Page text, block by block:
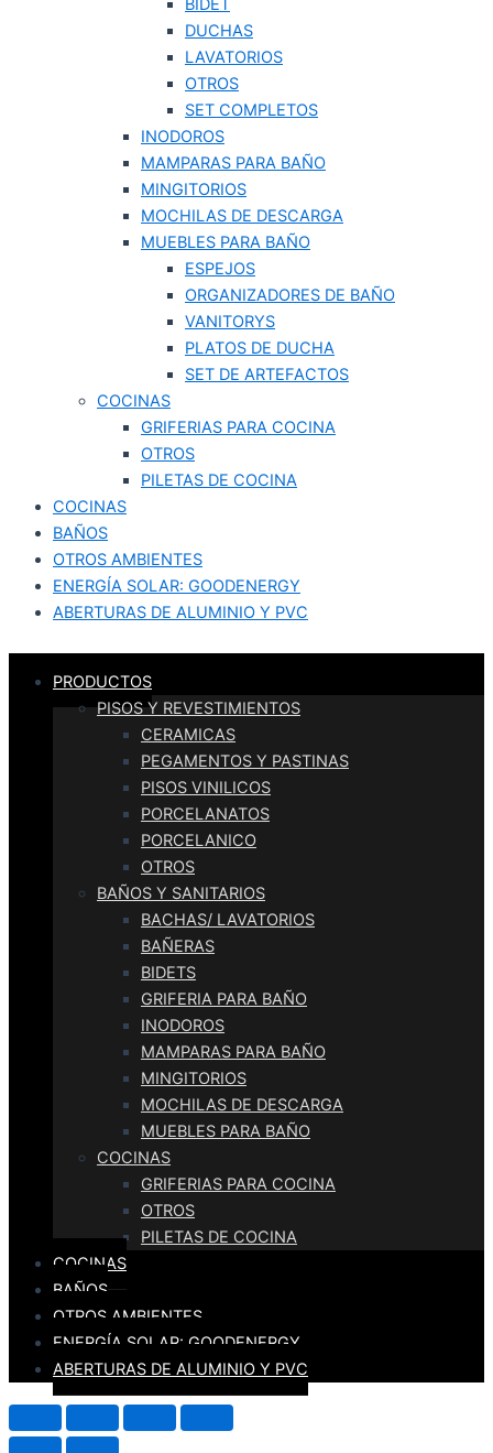
BIDET
DUCHAS
LAVATORIOS
OTROS
SET COMPLETOS
INODOROS
MAMPARAS PARA BAÑO
MINGITORIOS
MOCHILAS DE DESCARGA
MUEBLES PARA BAÑO
ESPEJOS
ORGANIZADORES DE BAÑO
VANITORYS
PLATOS DE DUCHA
SET DE ARTEFACTOS
COCINAS
GRIFERIAS PARA COCINA
OTROS
PILETAS DE COCINA
COCINAS
BAÑOS
OTROS AMBIENTES
ENERGÍA SOLAR: GOODENERGY
ABERTURAS DE ALUMINIO Y PVC
PRODUCTOS
PISOS Y REVESTIMIENTOS
CERAMICAS
PEGAMENTOS Y PASTINAS
PISOS VINILICOS
PORCELANATOS
PORCELANICO
OTROS
BAÑOS Y SANITARIOS
BACHAS/ LAVATORIOS
BAÑERAS
BIDETS
GRIFERIA PARA BAÑO
INODOROS
MAMPARAS PARA BAÑO
MINGITORIOS
MOCHILAS DE DESCARGA
MUEBLES PARA BAÑO
COCINAS
GRIFERIAS PARA COCINA
OTROS
PILETAS DE COCINA
COCINAS
BAÑOS
OTROS AMBIENTES
ENERGÍA SOLAR: GOODENERGY
ABERTURAS DE ALUMINIO Y PVC